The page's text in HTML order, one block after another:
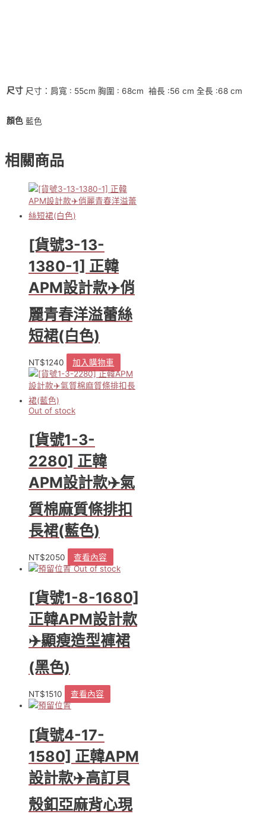
氣
棉
藍
衫
上
尺寸 尺寸：肩寬 : 55cm 胸圍 : 68cm 袖長 :56 cm 全長 :68 cm
顏色 藍色
相關商品
[貨號3-13-
1380-1] 正韓
APM設計款✈️俏
麗青春洋溢蕾絲
短裙(白色)
NT$1240 加入購物車
Out of stock
[貨號1-3-
2280] 正韓
APM設計款✈️氣
質棉麻質條排扣
長裙(藍色)
NT$2050
查看內容
Out of stock
[貨號1-8-1680]
正韓APM設計款
✈️顯瘦造型褲裙
(黑色)
NT$1510 查看內容
[貨號4-17-
1580] 正韓APM
設計款✈️高訂貝
殼釦亞麻背心現